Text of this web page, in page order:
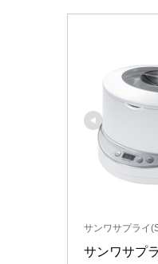
サンワサプライ
サンワサプ